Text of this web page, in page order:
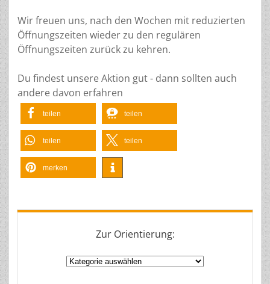
Wir freuen uns, nach den Wochen mit reduzierten
Öffnungszeiten wieder zu den regulären
Öffnungszeiten zurück zu kehren.
Du findest unsere Aktion gut - dann sollten auch
andere davon erfahren
teilen teilen
teilen teilen
merken
Zur Orientierung:
Zur